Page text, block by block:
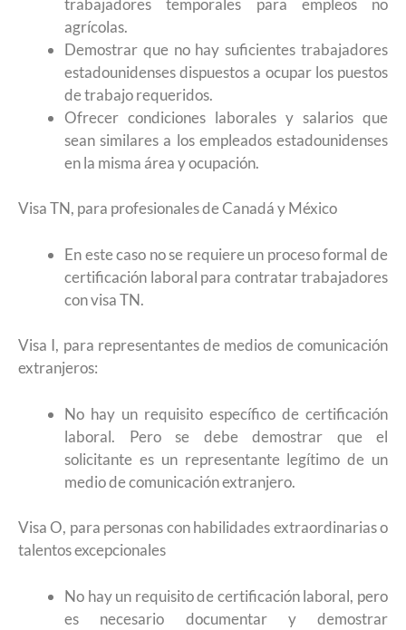
trabajadores temporales para empleos no
agrícolas.
Demostrar que no hay suficientes trabajadores
estadounidenses dispuestos a ocupar los puestos
de trabajo requeridos.
Ofrecer condiciones laborales y salarios que
sean similares a los empleados estadounidenses
en la misma área y ocupación.
Visa TN, para profesionales de Canadá y México
En este caso no se requiere un proceso formal de
certificación laboral para contratar trabajadores
con visa TN.
Visa I, para representantes de medios de comunicación
extranjeros:
No hay un requisito específico de certificación
laboral. Pero se debe demostrar que el
solicitante es un representante legítimo de un
medio de comunicación extranjero.
Visa O, para personas con habilidades extraordinarias o
talentos excepcionales
No hay un requisito de certificación laboral, pero
es necesario documentar y demostrar